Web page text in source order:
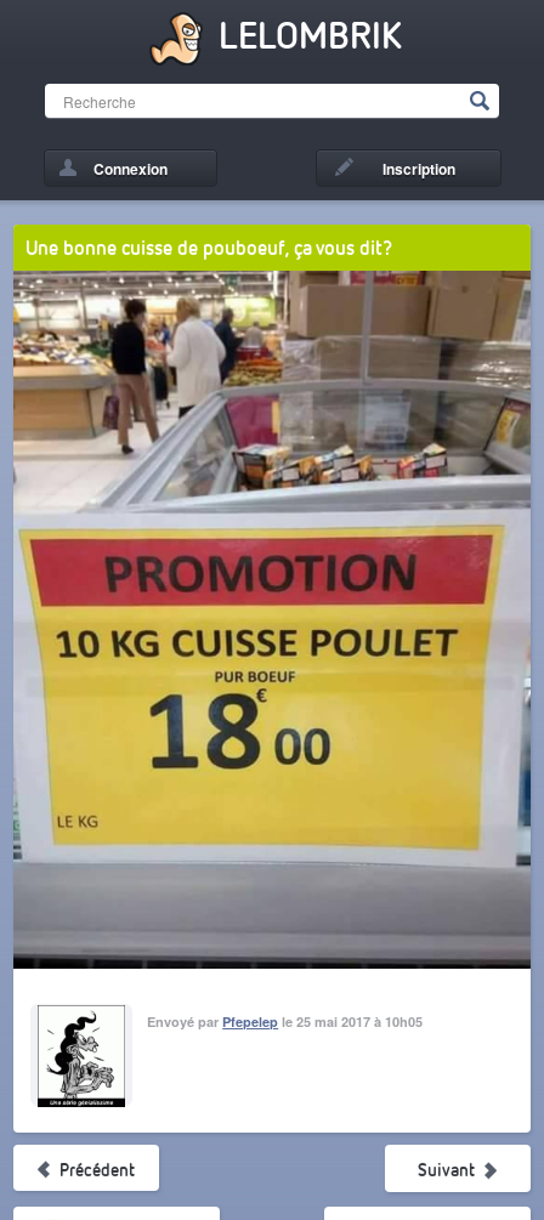
LELOMBRIK
Connexion Inscription
Une bonne cuisse de pouboeuf, ça vous dit?
Envoyé parPfepelep le 25 mai 2017 à 10h05
Précédent Suivant